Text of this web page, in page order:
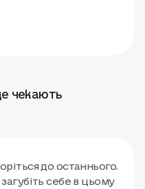
чекають
до останнього.
себе в цьому